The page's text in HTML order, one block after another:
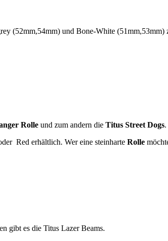
(52mm,54mm) und Bone-White (51mm,53mm)
Rolle und zum andern die Titus Street Dogs.
Red erhältlich. Wer eine steinharte Rolle
gibt es die Titus Lazer Beams.